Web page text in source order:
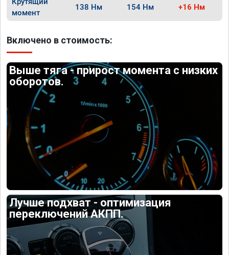
момент
138 Нм 154 Нм +16 Нм
Включено в стоимость:
Выше тяга - прирост момента с низких
оборотов.
Лучше подхват - оптимизация
переключений АКПП.